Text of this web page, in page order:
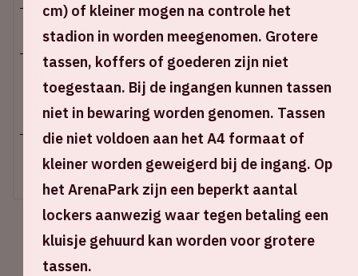
Za 26 juni 2021
Johan Cruijff ArenA
+ Voeg toe aan agenda
UITVERKOCHT
cm) of kleiner mogen na controle het
stadion in worden meegenomen. Grotere
tassen, koffers of goederen zijn niet
toegestaan. Bij de ingangen kunnen tassen
niet in bewaring worden genomen. Tassen
die niet voldoen aan het A4 formaat of
kleiner worden geweigerd bij de ingang. Op
het ArenaPark zijn een beperkt aantal
lockers aanwezig waar tegen betaling een
kluisje gehuurd kan worden voor grotere
tassen.